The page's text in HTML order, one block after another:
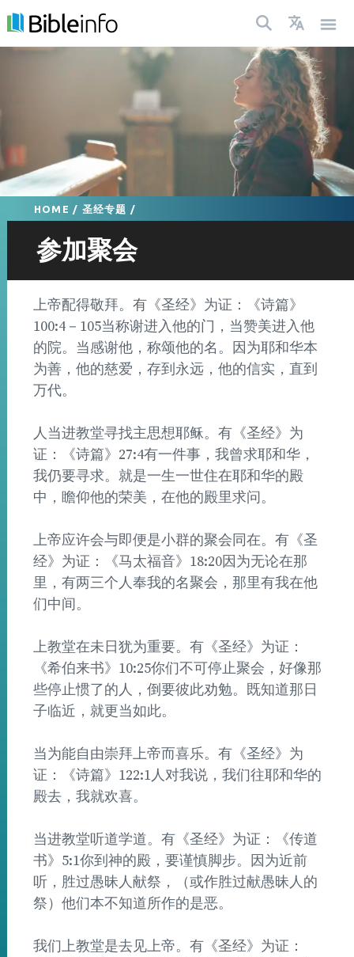
HOME / 圣经专题 /
参加聚会
上帝配得敬拜。有《圣经》为证：《诗篇》
100:4－105当称谢进入他的门，当赞美进入他
的院。当感谢他，称颂他的名。因为耶和华本
为善，他的慈爱，存到永远，他的信实，直到
万代。
人当进教堂寻找主思想耶稣。有《圣经》为
证：《诗篇》27:4有一件事，我曾求耶和华，
我仍要寻求。就是一生一世住在耶和华的殿
中，瞻仰他的荣美，在他的殿里求问。
上帝应许会与即便是小群的聚会同在。有《圣
经》为证：《马太福音》18:20因为无论在那
里，有两三个人奉我的名聚会，那里有我在他
们中间。
上教堂在未日犹为重要。有《圣经》为证：
《希伯来书》10:25你们不可停止聚会，好像那
些停止惯了的人，倒要彼此劝勉。既知道那日
子临近，就更当如此。
当为能自由崇拜上帝而喜乐。有《圣经》为
证：《诗篇》122:1人对我说，我们往耶和华的
殿去，我就欢喜。
当进教堂听道学道。有《圣经》为证：《传道
书》5:1你到神的殿，要谨慎脚步。因为近前
听，胜过愚昧人献祭，（或作胜过献愚昧人的
祭）他们本不知道所作的是恶。
我们上教堂是去见上帝。有《圣经》为证：